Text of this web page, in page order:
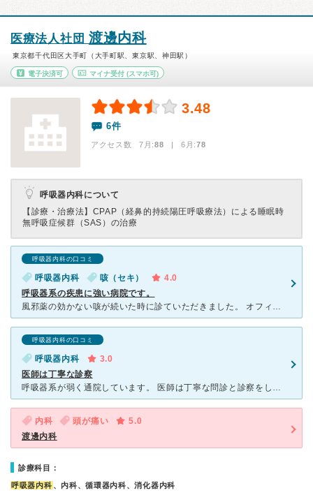
医療法人社団 渡邊内科
東京都千代田区大手町（大手町駅、東京駅、神田駅）
電子決済可 マイナ受付(スマホ可)
3.48
6件
アクセス数 7月:88 | 6月:78
呼吸器内科について
【診療・治療法】 CPAP（経鼻的持続陽圧呼吸療法）による睡眠時
無呼吸症候群（SAS）の治療
呼吸器内科の口コミ
呼吸器内科 咳（セキ）
4.0
呼吸器系の疾患に強い病院です。
風邪薬の効かない咳が続いた時に診ていただきました。 オフィス街にあり、仕事の合間に来られている患者さんが多いようです。 咳の仕組みや症状から考えられる疾患など、分かりやすく説明してもらえます。
呼吸器内科の口コミ
呼吸器内科
3.0
医師は丁寧な診察
呼吸器系が弱く通院しています。 医師は丁寧な問診と診察をしてくれ、何回か薬を試して効果が弱い場合などは別の薬も処方してくれて大変信頼できます。 看護師も急な検査などになった場合も気遣いの感じられる
内科 頭が痛い
5.0
渡邊内科
診療科目：
呼吸器内科 、内科、循環器内科、消化器内科